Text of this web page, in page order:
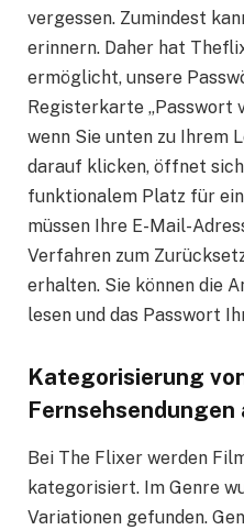
vergessen. Zumindest
erinnern. Daher hat
ermöglicht, unsere
Registerkarte „Passwort
wenn Sie unten zu Ihrem
darauf klicken, öffnet
funktionalem Platz für
müssen Ihre E-Mail-
Verfahren zum
erhalten. Sie können die
lesen und das Passwort
Kategorisierung
Bei The Flixer werden
kategorisiert. Im Genre
Variationen gefunden.